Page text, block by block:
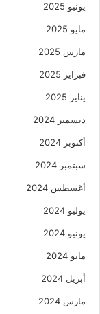
يونيو 2025
مايو 2025
مارس 2025
فبراير 2025
يناير 2025
ديسمبر 2024
أكتوبر 2024
سبتمبر 2024
أغسطس 2024
يوليو 2024
يونيو 2024
مايو 2024
أبريل 2024
مارس 2024